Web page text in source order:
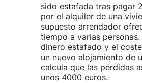
sido estafada tras pagar
por el alquiler de una
supuesto arrendador
tiempo a varias personas.
dinero estafado y el
un nuevo alojamiento de
calcula que las pérdidas
unos 4000 euros.